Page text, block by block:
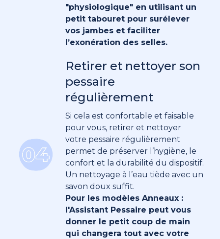
"physiologique" en utilisant un
petit tabouret pour surélever
vos jambes et faciliter
l’exonération des selles.
Retirer et nettoyer son
pessaire
régulièrement
Si cela est confortable et faisable
pour vous, retirer et nettoyer
votre pessaire régulièrement
permet de préserver l’hygiène, le
confort et la durabilité du dispositif.
Un nettoyage à l’eau tiède avec un
savon doux suffit.
Pour les modèles Anneaux :
l'Assistant Pessaire peut vous
donner le petit coup de main
qui changera tout avec votre